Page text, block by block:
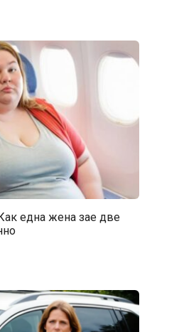
една жена зае две